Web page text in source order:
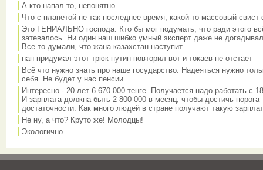
А кто напал то, непонятно
Что с планетой не так последнее время, какой-то массовый свист
Это ГЕНИАЛЬНО господа. Кто бы мог подумать, что ради этого
затевалось. Ни один наш шибко умный эксперт даже не
Все то думали, что жана казахстан наступит
нан придумал этот трюк путин повторил вот и токаев не отстает
Всё что нужно знать про наше государство. Надеяться нужно
себя. Не будет у нас пенсии.
Интересно - 20 лет 6 670 000 тенге. Получается надо работать с
И зарплата должна быть 2 800 000 в месяц, чтобы достичь порога
достаточности. Как много людей в стране получают такую
Не ну, а что? Круто же! Молодцы!
Экологично